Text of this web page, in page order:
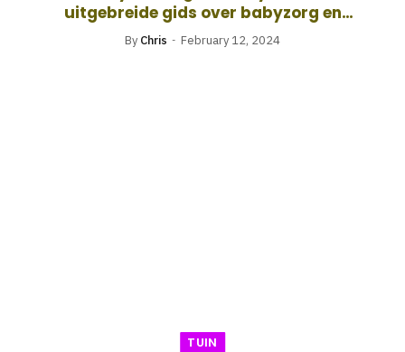
uitgebreide gids over babyzorg en
veiligheid
By Chris February 12, 2024
TUIN